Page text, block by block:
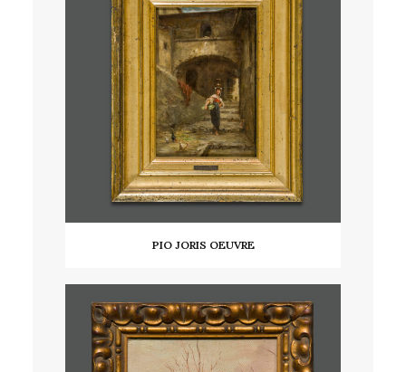
PIO JORIS OEUVRE